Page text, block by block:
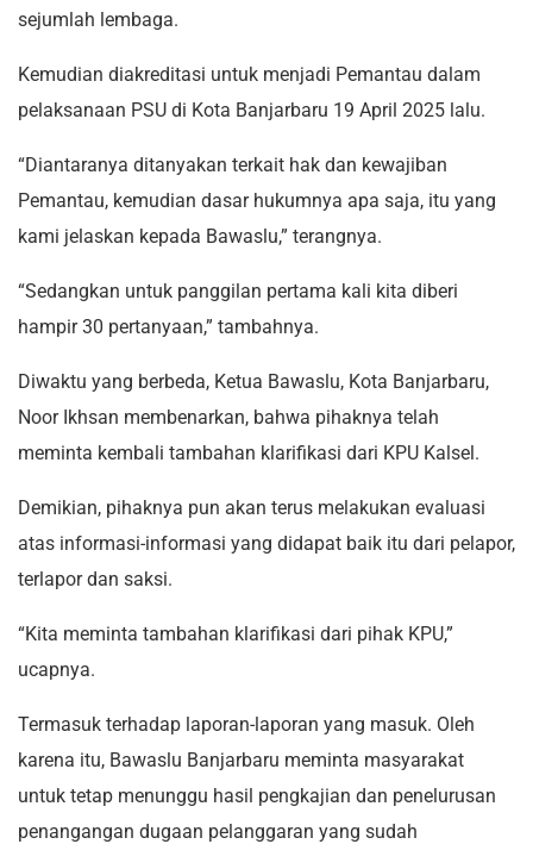
sejumlah lembaga.
Kemudian diakreditasi untuk menjadi Pemantau dalam
pelaksanaan PSU di Kota Banjarbaru 19 April 2025 lalu.
“Diantaranya ditanyakan terkait hak dan kewajiban
Pemantau, kemudian dasar hukumnya apa saja, itu yang
kami jelaskan kepada Bawaslu,” terangnya.
“Sedangkan untuk panggilan pertama kali kita diberi
hampir 30 pertanyaan,” tambahnya.
Diwaktu yang berbeda, Ketua Bawaslu, Kota Banjarbaru,
Noor Ikhsan membenarkan, bahwa pihaknya telah
meminta kembali tambahan klarifikasi dari KPU Kalsel.
Demikian, pihaknya pun akan terus melakukan evaluasi
atas informasi-informasi yang didapat baik itu dari pelapor,
terlapor dan saksi.
“Kita meminta tambahan klarifikasi dari pihak KPU,”
ucapnya.
Termasuk terhadap laporan-laporan yang masuk. Oleh
karena itu, Bawaslu Banjarbaru meminta masyarakat
untuk tetap menunggu hasil pengkajian dan penelurusan
penangangan dugaan pelanggaran yang sudah